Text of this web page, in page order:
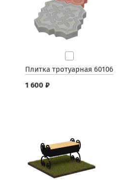
Плитка тротуарная 60106
1 600 ₽